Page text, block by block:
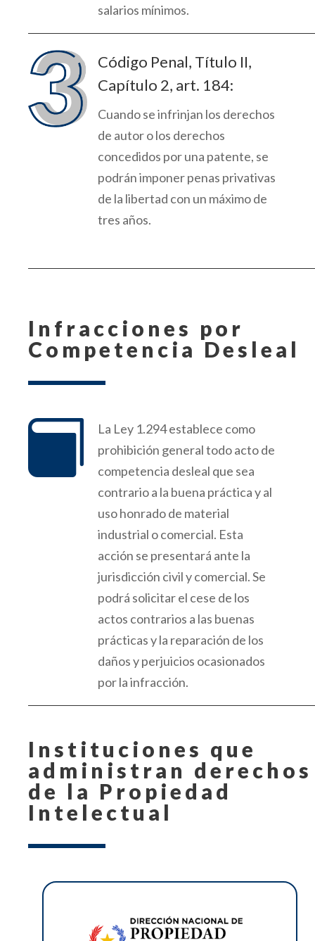
salarios mínimos.
Código Penal, Título II,
Capítulo 2, art. 184:
Cuando se infrinjan los derechos
de autor olos derechos
concedidos por una patente, se
podrán imponer penas privativas
de la libertad con un máximo de
tres años.
Infracciones por
Competencia Desleal

La Ley 1.294 establece como
prohibición general todo acto de
competencia desleal que sea
contrario a la buena práctica y al
uso honrado de material
industrial o comercial. Esta
acción se presentará ante la
jurisdicción civily comercial. Se
podrá solicitar el cese de los
actos contrarios a las buenas
prácticas y la reparación de los
daños y perjuicios ocasionados
por la infracción.
Instituciones que
administran derechos
de la Propiedad
Intelectual